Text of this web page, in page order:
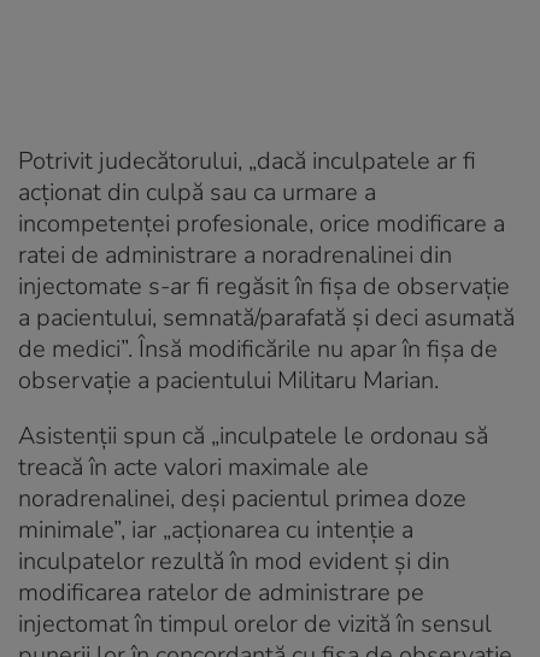
Potrivit judecătorului, „dacă inculpatele ar fi
acționat din culpă sau ca urmare a
incompetenței profesionale, orice modificare a
ratei de administrare a noradrenalinei din
injectomate s-ar fi regăsit în fișa de observație
a pacientului, semnată/parafată și deci asumată
de medici”. Însă modificările nu apar în fișa de
observație a pacientului Militaru Marian.
Asistenții spun că „inculpatele le ordonau să
treacă în acte valori maximale ale
noradrenalinei, deși pacientul primea doze
minimale”, iar „acționarea cu intenție a
inculpatelor rezultă în mod evident și din
modificarea ratelor de administrare pe
injectomat în timpul orelor de vizită în sensul